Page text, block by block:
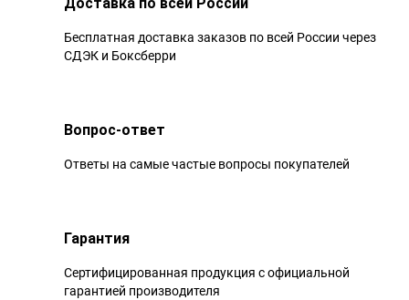
Бесплатная доставка заказов по всей России через
СДЭК и Боксберри
Вопрос-ответ
Ответы на самые частые вопросы покупателей
Гарантия
Сертифицированная продукция с официальной
гарантией производителя